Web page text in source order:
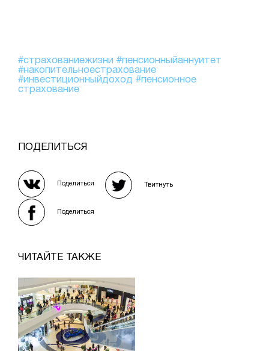
#страхованиежизни #пенсионныйаннуитет
#накопительноестрахование
#инвестиционныйдоход #пенсионное
страхование
ПОДЕЛИТЬСЯ
Поделиться Твитнуть
Поделиться
ЧИТАЙТЕ ТАКЖЕ